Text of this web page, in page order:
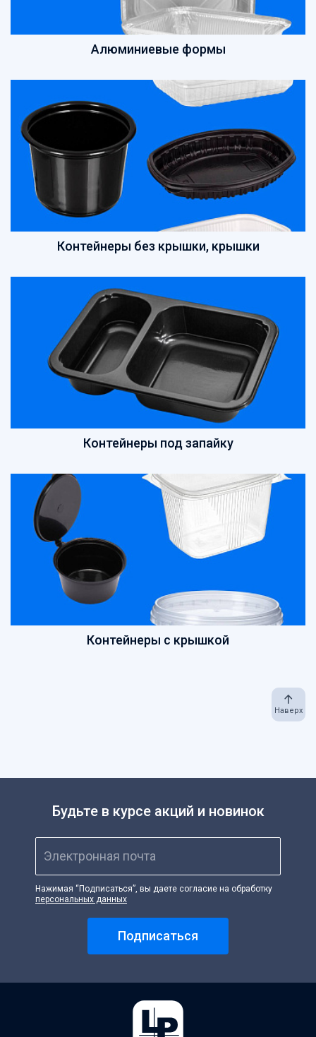
Пакеты вакуумные, подложки, термопакеты
Пакеты Зип-лок
Пакеты с клеевым клапаном, пакеты ПП
Пакеты фасовочные
Пакеты-майка
Пасха
Перчатки
Пленка
Подарочная упаковка, сувениры
Посуда биоразлагаемая
Посуда вспененная
Посуда литьевая
Посуда одноразовая
Посуда одноразовая в наборах
Сетка овощная
Скотч, креп
Средства индивидуальной защиты
Стрейпинг-лента, скобы
Сумки с жесткой ручкой
Хозтовары
Ценники, бланки
Чековая лента
Электротовары
Этикет-лента
Алюминиевые формы
Контейнеры без крышки, крышки
Контейнеры под запайку
Контейнеры с крышкой
Наверх
Будьте в курсе акций и новинок
Электронная почта
Нажимая “Подписаться”, вы даете согласие на обработку
персональных данных
Подписаться